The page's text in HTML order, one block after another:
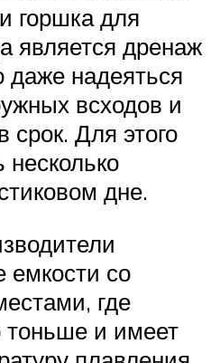
горшка для
является дренаж
даже надеяться
всходов и
Для этого
несколько
дне.
емкости со
где
тоньше и имеет